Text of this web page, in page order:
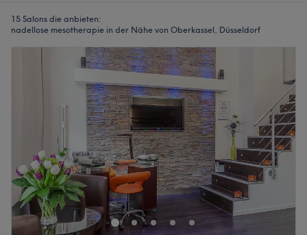
15 Salons die anbieten:
nadellose mesotherapie in der Nähe von Oberkassel, Düsseldorf